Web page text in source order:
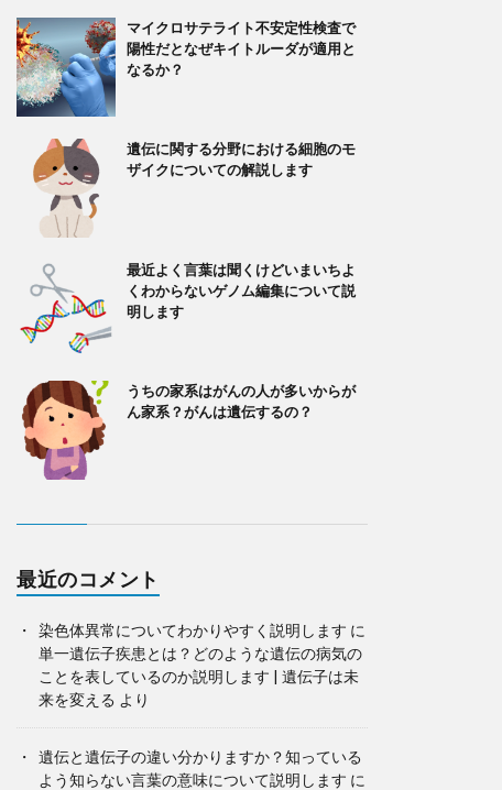
マイクロサテライト不安定性検査で
陽性だとなぜキイトルーダが適用と
なるか？
遺伝に関する分野における細胞のモ
ザイクについての解説します
最近よく言葉は聞くけどいまいちよ
くわからないゲノム編集について説
明します
うちの家系はがんの人が多いからが
ん家系？がんは遺伝するの？
最近のコメント
染色体異常についてわかりやすく説明します に
単一遺伝子疾患とは？どのような遺伝の病気の
ことを表しているのか説明します | 遺伝子は未
来を変える より
遺伝と遺伝子の違い分かりますか？知っている
よう知らない言葉の意味について説明します に